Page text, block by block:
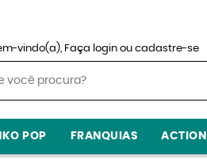
vindo(a), Faça login ou cadastre-se
POP FRANQUIAS ACTION